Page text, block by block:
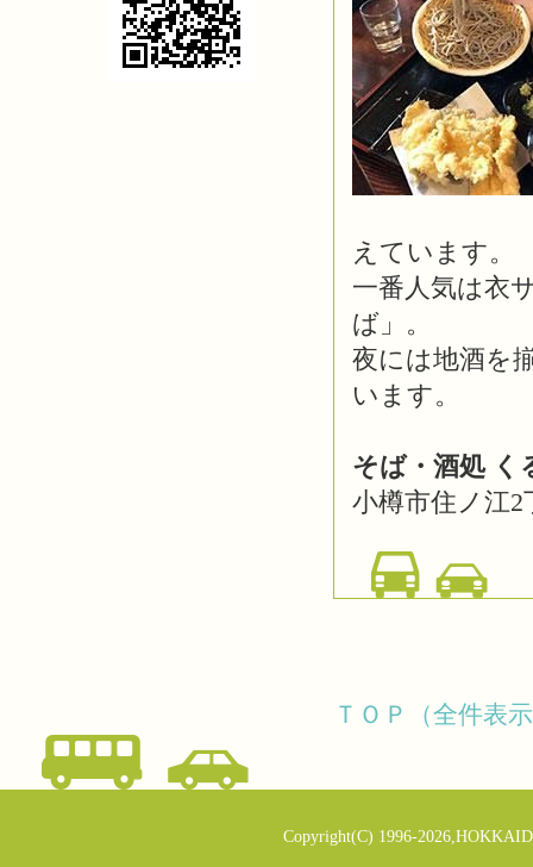
えています。
一番人気は衣
ば」。
夜には地酒を
います。
そば・酒処 く
小樽市住ノ江2
ＴＯＰ（全件表
Copyright(C) 1996-